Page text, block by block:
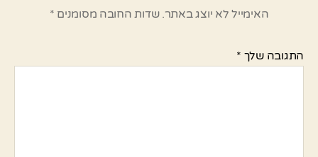
האימייל לא יוצג באתר. שדות החובה מסומנים *
התגובה שלך *